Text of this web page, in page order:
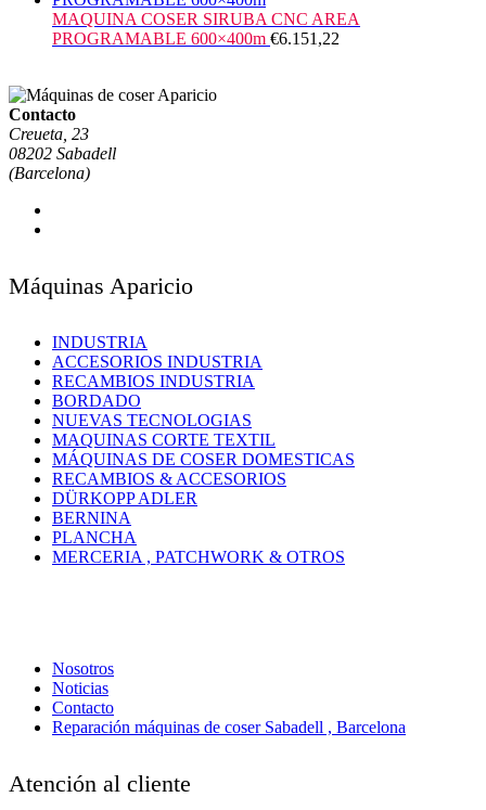
MAQUINA COSER SIRUBA CNC AREA
PROGRAMABLE 600×400m €6.151,22
Contacto
Creueta, 23
08202 Sabadell
(Barcelona)
Máquinas Aparicio
INDUSTRIA
ACCESORIOS INDUSTRIA
RECAMBIOS INDUSTRIA
BORDADO
NUEVAS TECNOLOGIAS
MAQUINAS CORTE TEXTIL
MÁQUINAS DE COSER DOMESTICAS
RECAMBIOS & ACCESORIOS
DÜRKOPP ADLER
BERNINA
PLANCHA
MERCERIA , PATCHWORK & OTROS
Nosotros
Noticias
Contacto
Reparación máquinas de coser Sabadell , Barcelona
Atención al cliente